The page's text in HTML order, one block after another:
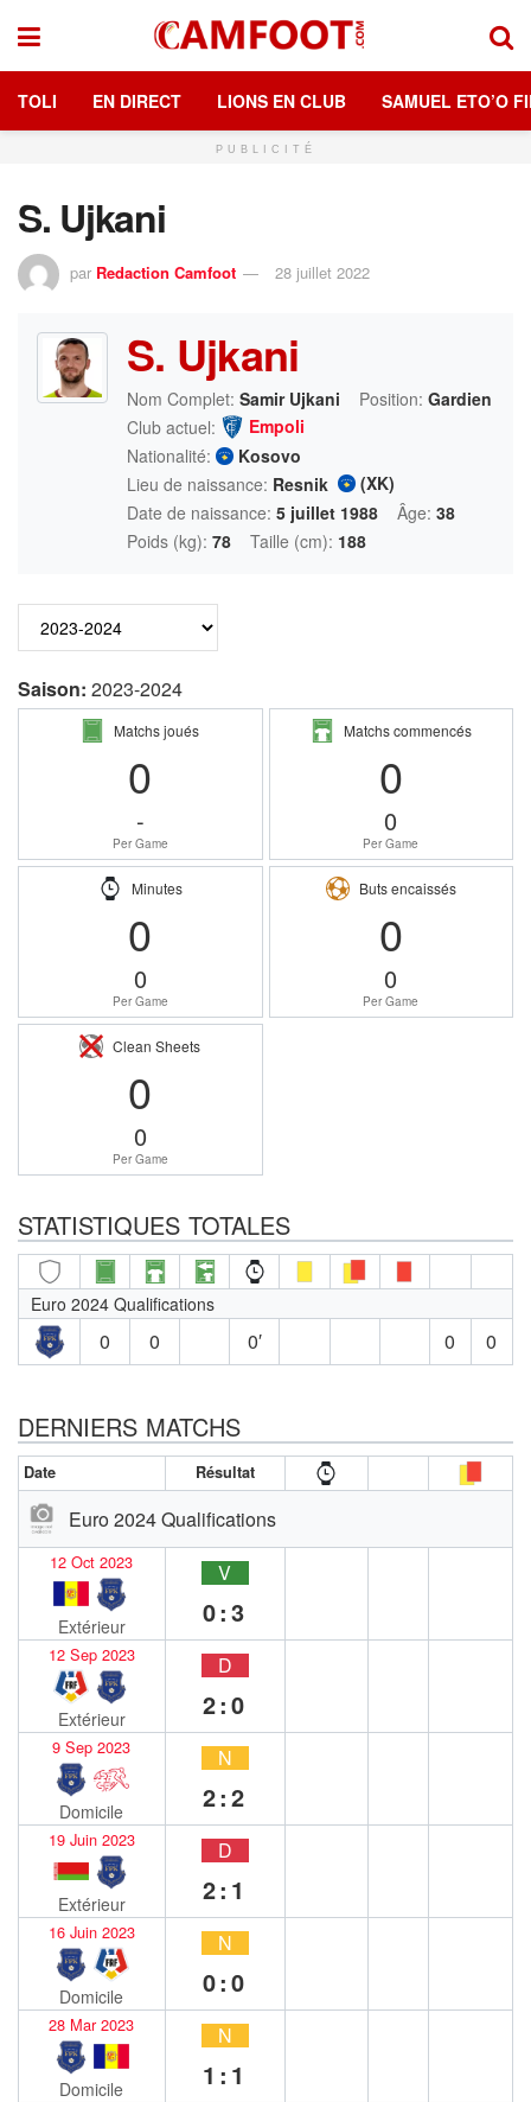
TOLI EN DIRECT LIONS EN CLUB SAMUEL ETO’O
PUBLICITÉ
S. Ujkani
par Redaction Camfoot 28 juillet 2022
S. Ujkani
Nom Complet: Samir Ujkani Position: Gardien
Club actuel:
Empoli
Nationalité:
Kosovo
Lieu de naissance: Resnik
(XK)
Date de naissance: 5 juillet 1988 Âge: 38
Poids (kg): 78 Taille (cm): 188
Saison: 2023-2024
Matchs joués
0
-
Per Game
Matchs commencés
0
0
Per Game
Minutes
0
0
Per Game
Buts encaissés
0
0
Per Game
Clean Sheets
0
0
Per Game
STATISTIQUES TOTALES
Euro 2024 Qualifications
0 0 0′ 0 0
DERNIERS MATCHS
Date Résultat
Euro 2024 Qualifications
12 Oct 2023
Extérieur
V
0:3
12 Sep 2023
Extérieur
D
2:0
9 Sep 2023
Domicile
N
2:2
19 Juin 2023
Extérieur
D
2:1
16 Juin 2023
Domicile
N
0:0
28 Mar 2023
Domicile
N
1:1